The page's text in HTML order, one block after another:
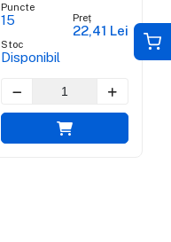
Puncte
15
Stoc
Disponibil
Preț
22,41 Lei